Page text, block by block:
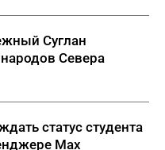
Суглан
Севера
статус студента
Мах